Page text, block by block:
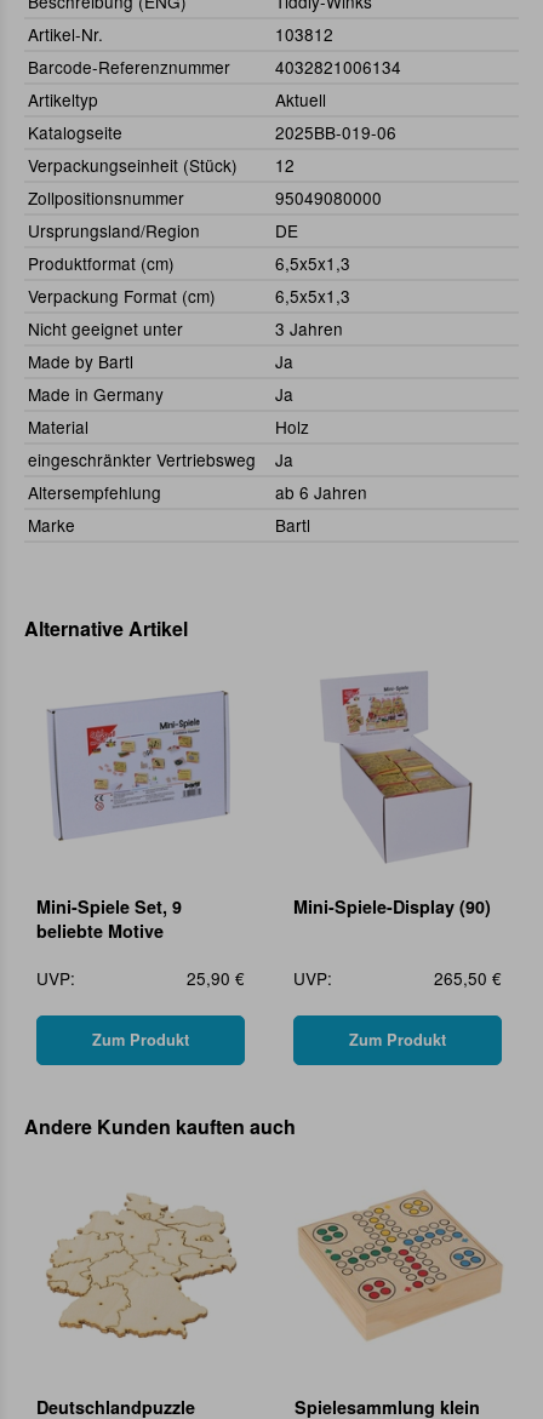
Artikel-Nr.
103812
Barcode-Referenznummer
4032821006134
Artikeltyp
Aktuell
Katalogseite
2025BB-019-06
Verpackungseinheit (Stück)
12
Zollpositionsnummer
95049080000
Ursprungsland/Region
DE
Produktformat (cm)
6,5x5x1,3
Verpackung Format (cm)
6,5x5x1,3
Nicht geeignet unter
3 Jahren
Made by Bartl
Ja
Made in Germany
Ja
Material
Holz
eingeschränkter Vertriebsweg
Ja
Altersempfehlung
ab 6 Jahren
Marke
Bartl
Alternative Artikel
Mini-Spiele Set, 9
beliebte Motive
UVP:
25,90 €
Zum Produkt
Mini-Spiele-Display (90)
UVP: 265,50 €
Zum Produkt
Andere Kunden kauften auch
Deutschlandpuzzle Spielesammlung klein